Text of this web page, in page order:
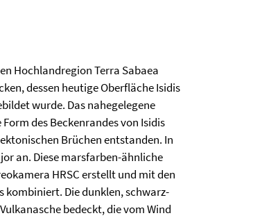
Hochlandregion Terra Sabaea
dessen heutige Oberfläche Isidis
wurde. Das nahegelegene
des Beckenrandes von Isidis
Brüchen entstanden. In
an. Diese marsfarben-ähnliche
HRSC erstellt und mit den
Die dunklen, schwarz-
bedeckt, die vom Wind